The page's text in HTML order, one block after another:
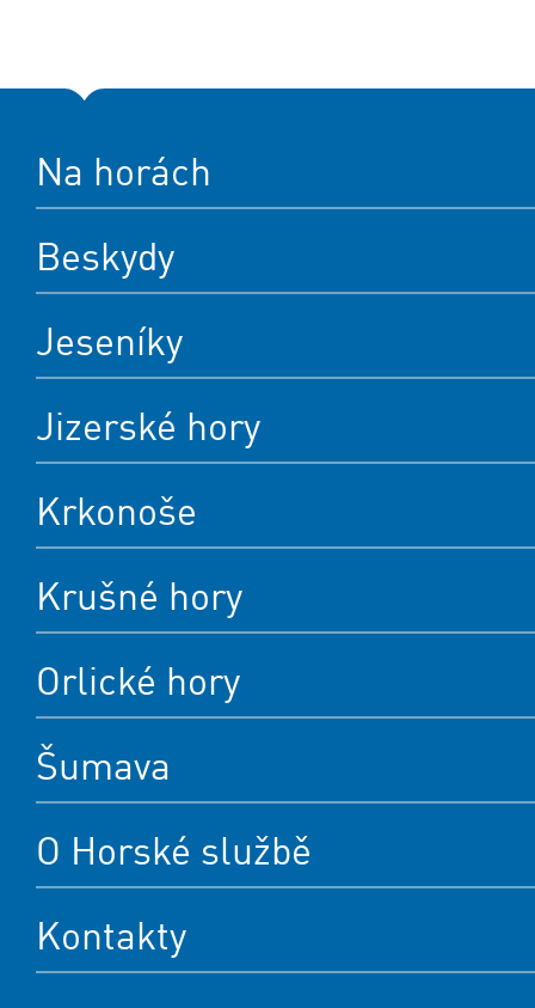
Na horách
Beskydy
Jeseníky
Jizerské hory
Krkonoše
Krušné hory
Orlické hory
Šumava
O Horské službě
Kontakty